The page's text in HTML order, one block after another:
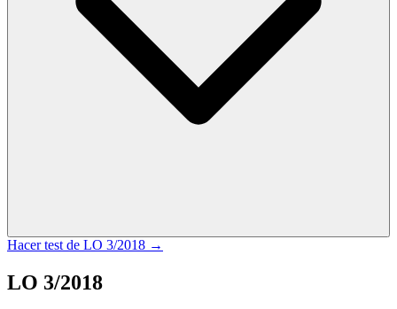
Hacer test de LO 3/2018 →
LO 3/2018